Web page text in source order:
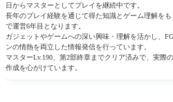
日からマスターとしてプレイを継続中です。
長年のプレイ経験を通じて得た知識とゲーム理解を
で運営6年目となります。
ガジェットやゲームへの深い興味・理解を活かし、
ンの情熱を両立した情報発信を行っています。
マスターLv.190、第2部終章までクリア済みで、実際
作成を心がけています。